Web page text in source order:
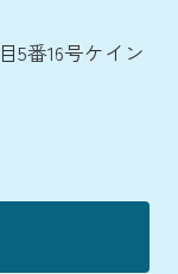
5番16号ケイン